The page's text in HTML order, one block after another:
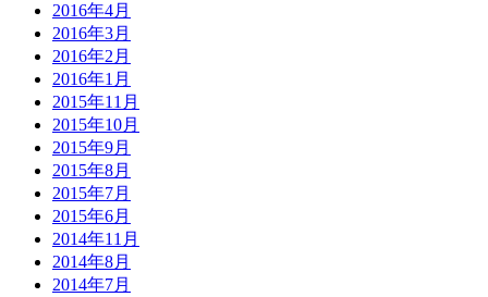
2016年4月
2016年3月
2016年2月
2016年1月
2015年11月
2015年10月
2015年9月
2015年8月
2015年7月
2015年6月
2014年11月
2014年8月
2014年7月